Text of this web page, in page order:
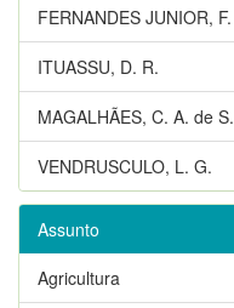
FERNANDES JUNIOR, F.
ITUASSU, D. R.
MAGALHÃES, C. A. de S.
VENDRUSCULO, L. G.
Assunto
Agricultura